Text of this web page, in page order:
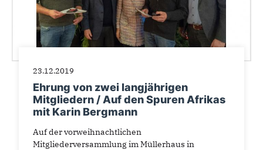
23.12.2019
Ehrung von zwei langjährigen
Mitgliedern / Auf den Spuren Afrikas
mit Karin Bergmann
Auf der vorweihnachtlichen
Mitgliederversammlung im Müllerhaus in